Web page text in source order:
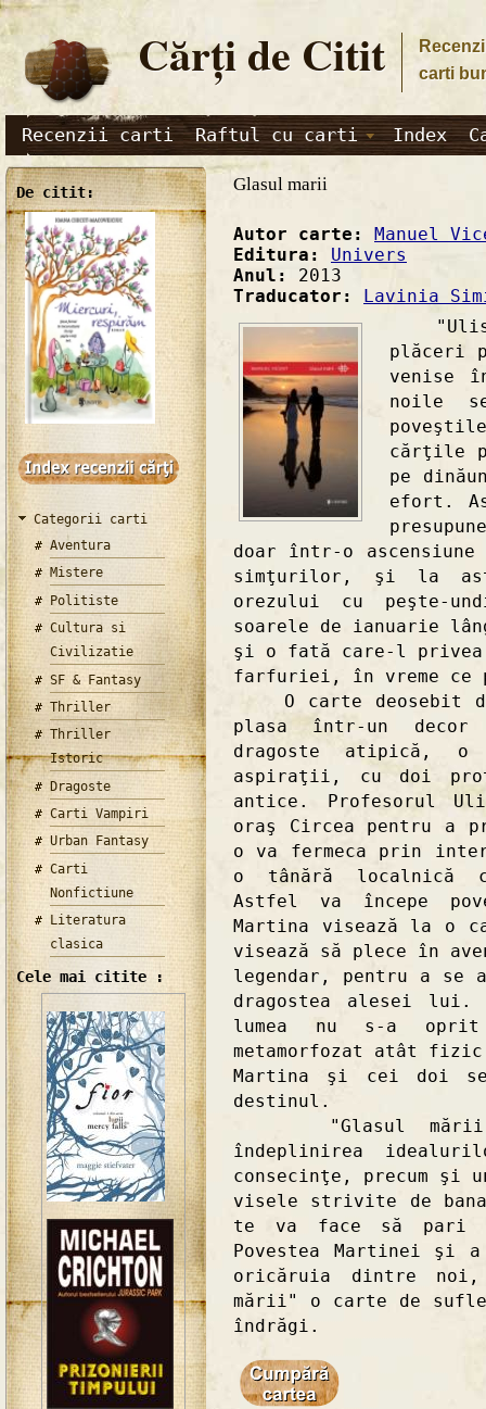
Cărţi de Citit
carti
Recenzii carti Raftul cu carti Index
De citit:
Categorii carti
Aventura
Mistere
Politiste
Cultura si
Civilizatie
SF & Fantasy
Thriller
Thriller
Istoric
Dragoste
Carti Vampiri
Urban Fantasy
Carti
Nonfictiune
Literatura
clasica
Cele mai citite :
Glasul marii
Autor carte: Manuel
Editura: Univers
Anul: 2013
Traducator: Lavinia
plăceri
venise
noile
cărţile
pe
efort.
doar într-o
simţurilor, şi la
orezului cu peşte-
soarele de ianuarie
şi o fată care-l privea
farfuriei, în vreme ce
O carte deosebit
plasa într-un decor
dragoste atipică, o
aspiraţii, cu doi
antice. Profesorul
oraş Circea pentru a
o va fermeca prin
o tânără localnică
Astfel va începe
Martina visează la o
visează să plece în
legendar, pentru a se
dragostea alesei lui.
lumea nu s-a
metamorfozat atât
Martina şi cei doi
destinul.
"Glasul mării"
îndeplinirea
consecinţe, precum şi
visele strivite de
te va face să pari
Povestea Martinei şi
oricăruia dintre
mării" o carte de
îndrăgi.